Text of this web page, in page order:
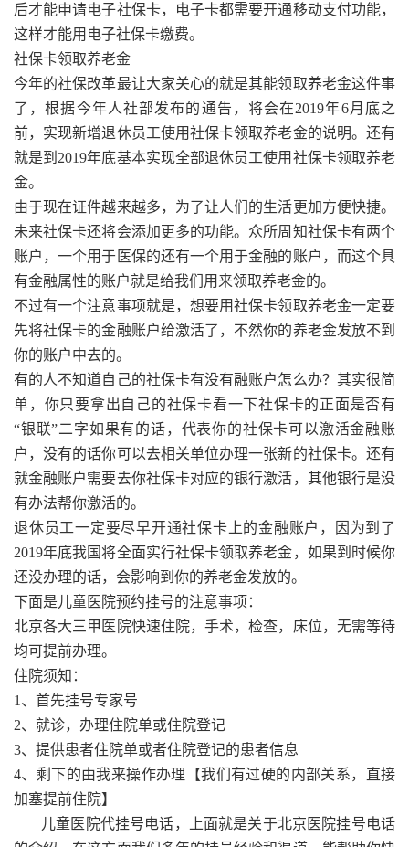
后才能申请电子社保卡，电子卡都需要开通移动支付功能，
这样才能用电子社保卡缴费。
社保卡领取养老金
今年的社保改革最让大家关心的就是其能领取养老金这件事
了，根据今年人社部发布的通告，将会在2019年6月底之
前，实现新增退休员工使用社保卡领取养老金的说明。还有
就是到2019年底基本实现全部退休员工使用社保卡领取养老
金。
由于现在证件越来越多，为了让人们的生活更加方便快捷。
未来社保卡还将会添加更多的功能。众所周知社保卡有两个
账户，一个用于医保的还有一个用于金融的账户，而这个具
有金融属性的账户就是给我们用来领取养老金的。
不过有一个注意事项就是，想要用社保卡领取养老金一定要
先将社保卡的金融账户给激活了，不然你的养老金发放不到
你的账户中去的。
有的人不知道自己的社保卡有没有融账户怎么办？其实很简
单，你只要拿出自己的社保卡看一下社保卡的正面是否有
“银联”二字如果有的话，代表你的社保卡可以激活金融账
户，没有的话你可以去相关单位办理一张新的社保卡。还有
就金融账户需要去你社保卡对应的银行激活，其他银行是没
有办法帮你激活的。
退休员工一定要尽早开通社保卡上的金融账户，因为到了
2019年底我国将全面实行社保卡领取养老金，如果到时候你
还没办理的话，会影响到你的养老金发放的。
下面是儿童医院预约挂号的注意事项：
北京各大三甲医院快速住院，手术，检查，床位，无需等待
均可提前办理。
住院须知：
1、首先挂号专家号
2、就诊，办理住院单或住院登记
3、提供患者住院单或者住院登记的患者信息
4、剩下的由我来操作办理【我们有过硬的内部关系，直接
加塞提前住院】
儿童医院代挂号电话，上面就是关于北京医院挂号电话